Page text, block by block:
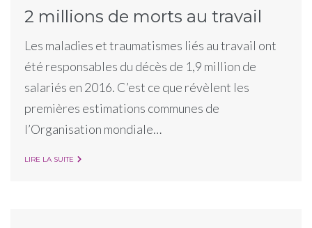
2 millions de morts au travail
Les maladies et traumatismes liés au travail ont
été responsables du décès de 1,9 million de
salariés en 2016. C’est ce que révèlent les
premières estimations communes de
l’Organisation mondiale…
LIRE LA SUITE